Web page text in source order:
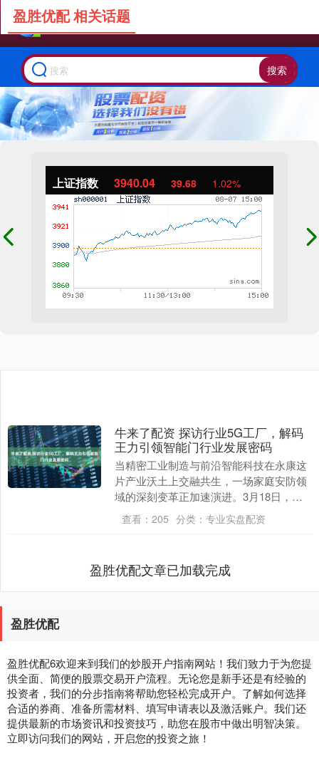
搜索
上证指数 3940.04 39.68 1.02%
盈胜优配 相关话题
牛来了配资 探访行业5G工厂，解码
王力引领智能门行业发展密码
当精密工业制造与前沿智能科技在永康这
片产业沃土上交融共生，一场家庭安防领
域的深刻变革正加速演进。3月18日，
以“走进王力——行业唯一国家级5G工
厂”为主题的媒体....
查看： 205 分类： 专业实盘配资
盈胜优配文章已加载完成
盈胜优配
盈胜优配6欢迎来到我们的炒股开户指南网站！我们致力于为您提
供全面、简便的股票交易开户流程。无论您是新手还是有经验的
投资者，我们的分步指南将帮助您轻松完成开户。了解如何选择
合适的券商、准备所需材料、填写申请表以及激活账户。我们还
提供最新的市场资讯和投资技巧，助您在股市中做出明智决策。
立即访问我们的网站，开启您的投资之旅！